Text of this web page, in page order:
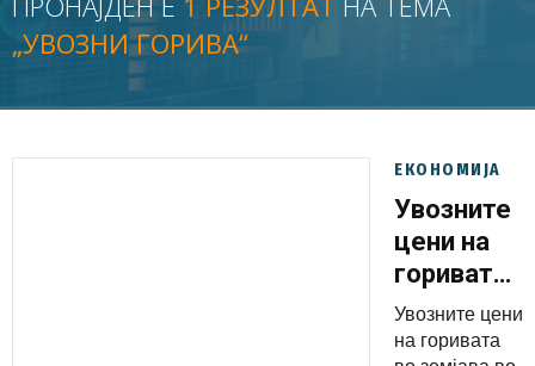
ЖИВОТ
МОЗАИК
„УВОЗНИ ГОРИВА“
ЕКОНОМИЈА
Увозните
цени на
горивата
во
земјава
Увозните цени
на горивата